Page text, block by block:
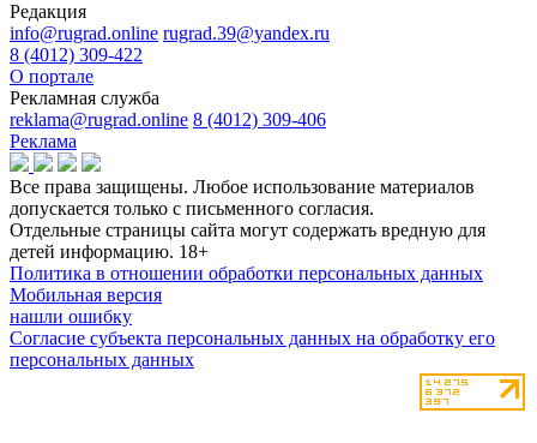
Редакция
info@rugrad.online rugrad.39@yandex.ru
8 (4012) 309-422
О портале
Рекламная служба
reklama@rugrad.online 8 (4012) 309-406
Реклама
Все права защищены. Любое использование материалов
допускается только с письменного согласия.
Отдельные страницы сайта могут содержать вредную для
детей информацию. 18+
Политика в отношении обработки персональных данных
Мобильная версия
нашли ошибку
Согласие субъекта персональных данных на обработку его
персональных данных